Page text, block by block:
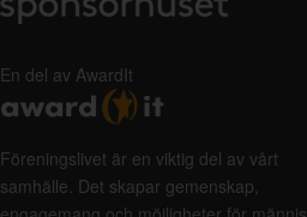
En del av AwardIt
Föreningslivet är en viktig del av vårt
samhälle. Det skapar gemenskap,